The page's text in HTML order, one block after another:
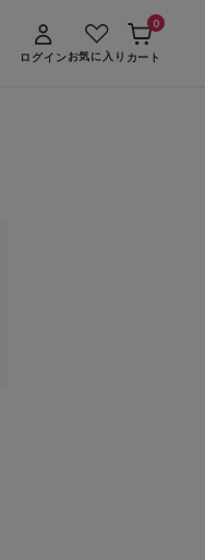
ログインお気に入り カート
0